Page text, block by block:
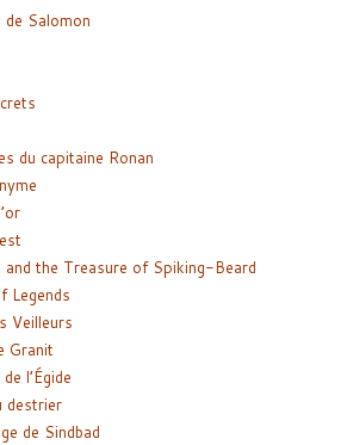
de Salomon
du capitaine Ronan
and the Treasure of Spiking-Beard
Legends
Veilleurs
Granit
l’Égide
destrier
de Sindbad